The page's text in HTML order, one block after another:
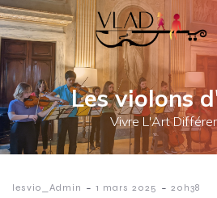
Les violons
Vivre L'Art
lesvio_Admin - 1 mars 2025 - 20h38